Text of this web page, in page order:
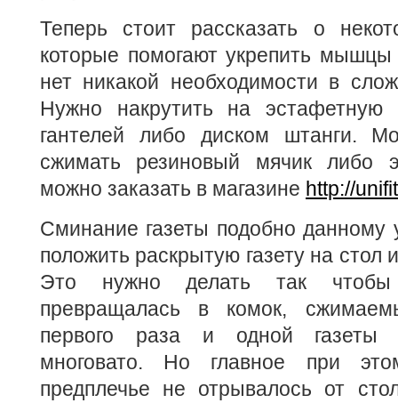
Теперь стоит рассказать о
которые помогают укрепить
нет никакой необходимости в
Нужно накрутить на эстафетную
гантелей либо диском штанги.
сжимать резиновый мячик либо
можно заказать в магазине http://
Сминание газеты подобно
положить раскрытую газету на стол
Это нужно делать так чтобы
превращалась в комок,
первого раза и одной газеты
многовато. Но главное при
предплечье не отрывалось от